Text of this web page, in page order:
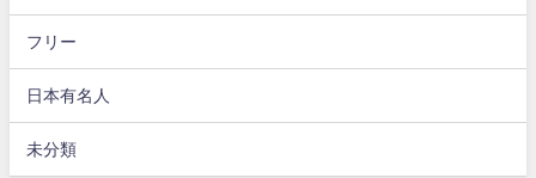
フリー
日本有名人
未分類